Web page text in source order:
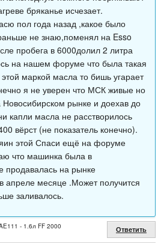
бряканье исчезает.
пол года назад ,какое было
не знаю,поменял на Esso
пробега в 6000долил 2 литра
на нашем форуме что была такая
маркой масла то бишь угарает
я не уверен что МСК живые но
Новосибирском рынке и доехав до
капли масла не расстворилось
вёрст (не показатель конечно).
этой Спаси ещё на форуме
что машинка была в
продавалась на рынке
апреле месяце .Может получится
заливалось.
- 1.6л FF 2000
Ответить